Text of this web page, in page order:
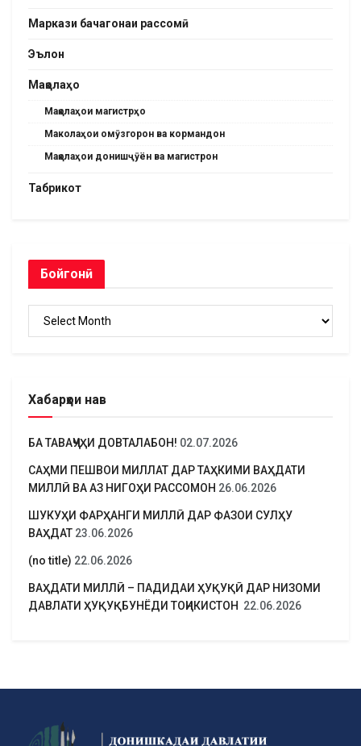
Маркази бачагонаи рассомӣ
Эълон
Мақолаҳо
Мақолаҳои магистрҳо
Маколаҳои омӯзгорон ва кормандон
Мақолаҳои донишҷӯён ва магистрон
Табрикот
Бойгонӣ
Хабарҳои нав
БА ТАВАҶҶУҲИ ДОВТАЛАБОН! 02.07.2026
САҲМИ ПЕШВОИ МИЛЛАТ ДАР ТАҲКИМИ ВАҲДАТИ
МИЛЛӢ ВА АЗ НИГОҲИ РАССОМОН 26.06.2026
ШУКУҲИ ФАРҲАНГИ МИЛЛӢ ДАР ФАЗОИ СУЛҲУ
ВАҲДАТ 23.06.2026
(no title) 22.06.2026
ВАҲДАТИ МИЛЛӢ – ПАДИДАИ ҲУҚУҚӢ ДАР НИЗОМИ
ДАВЛАТИ ҲУҚУҚБУНЁДИ ТОҶИКИСТОН 22.06.2026